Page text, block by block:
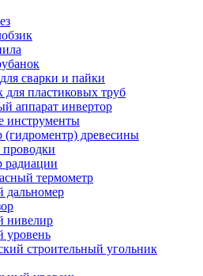
сварки и пайки
для пластиковых труб
аппарат инвертор
инструменты
(гидроментр) древесины
проводки
радиации
термометр
дальномер
нивелир
уровень
строительный угольник